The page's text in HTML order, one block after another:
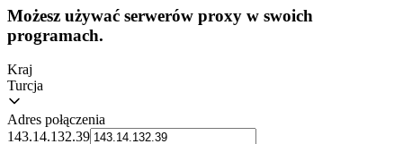
Możesz używać serwerów proxy w swoich
programach.
Kraj
Turcja
Adres połączenia
143.14.132.39